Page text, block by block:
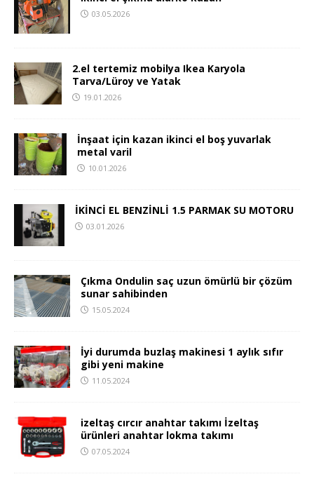
03.05.2026
2.el tertemiz mobilya Ikea Karyola
Tarva/Lüroy ve Yatak
19.01.2026
İnşaat için kazan ikinci el boş yuvarlak
metal varil
10.01.2026
İKİNCİ EL BENZİNLİ 1.5 PARMAK SU MOTORU
03.01.2026
Çıkma Ondulin saç uzun ömürlü bir çözüm
sunar sahibinden
15.05.2024
İyi durumda buzlaş makinesi 1 aylık sıfır
gibi yeni makine
11.05.2024
izeltaş cırcır anahtar takımı İzeltaş
ürünleri anahtar lokma takımı
07.05.2024